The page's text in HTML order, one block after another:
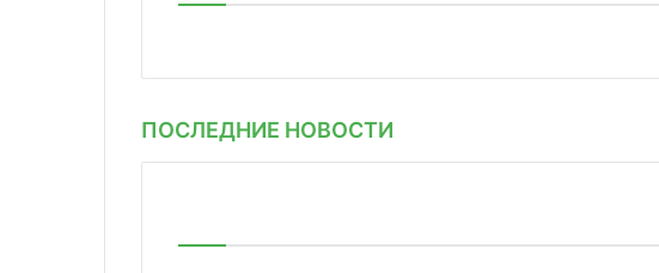
ПОСЛЕДНИЕ НОВОСТИ